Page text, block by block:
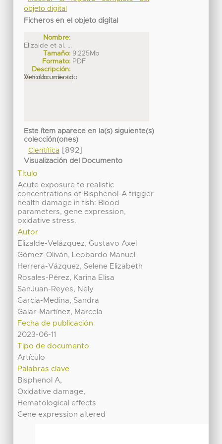
objeto digital
Ficheros en el objeto digital
Nombre:
Elizalde et al. ...
Tamaño: 9.225Mb
Formato: PDF
Descripción:
Artículo indizado
Ver documento
Este ítem aparece en la(s) siguiente(s)
colección(ones)
Científica[892]
Visualización del Documento
Título
Acute exposure to realistic
concentrations of Bisphenol-A trigger
health damage in fish: Blood
parameters, gene expression,
oxidative stress.
Autor
Elizalde-Velázquez, Gustavo Axel
Gómez-Oliván, Leobardo Manuel
Herrera-Vázquez, Selene Elizabeth
Rosales-Pérez, Karina Elisa
SanJuan-Reyes, Nely
García-Medina, Sandra
Galar-Martínez, Marcela
Fecha de publicación
2023-06-11
Tipo de documento
Artículo
Palabras clave
Bisphenol A,
Oxidative damage,
Hematological effects
Gene expression altered